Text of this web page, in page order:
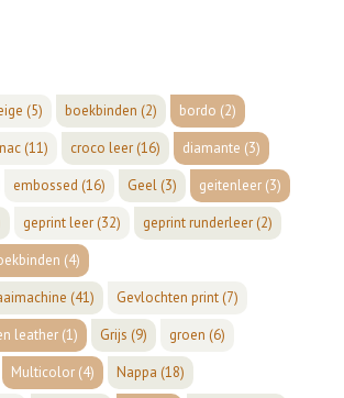
(5) boekbinden (2) bordo (2)
(11) croco leer(16) diamante (3)
embossed (16) Geel(3) geitenleer(3)
geprint leer(32) geprint runderleer(2)
(4)
(41) Gevlochten print(7)
leather(1) Grijs (9) groen (6)
Multicolor(4) Nappa (18)